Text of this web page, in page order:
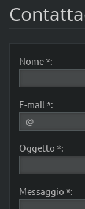
Nome *:
E-mail *:
Oggetto *:
Messaggio *: